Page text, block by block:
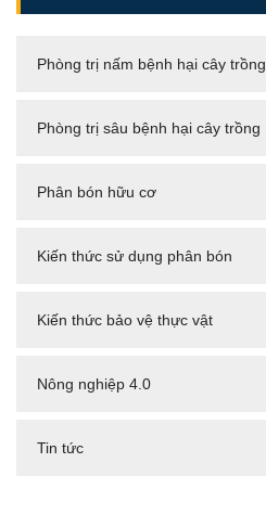
Phòng trị nấm bệnh hại cây trồng
Phòng trị sâu bệnh hại cây trồng
Phân bón hữu cơ
Kiến thức sử dụng phân bón
Kiến thức bảo vệ thực vật
Nông nghiệp 4.0
Tin tức